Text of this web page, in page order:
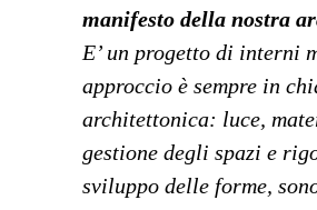
manifesto della nostra
E’ un progetto di interni
approccio è sempre in
architettonica: luce,
gestione degli spazi e
sviluppo delle forme,